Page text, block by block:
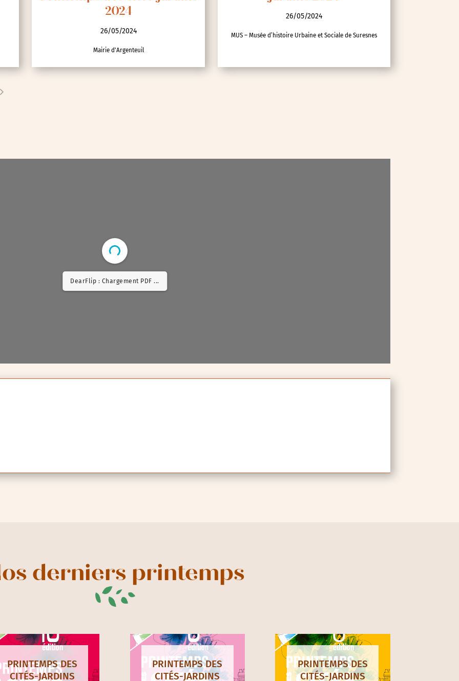
2024
26/05/2024
Mairie d'Argenteuil
26/05/2024
MUS – Musée d’histoire Urbaine et Sociale de Suresnes
DearFlip : Chargement PDF 6% ...
derniers printemps
PRINTEMPS DES
CITÉS-JARDINS
PRINTEMPS DES
CITÉS-JARDINS
PRINTEMPS DES
CITÉS-JARDINS